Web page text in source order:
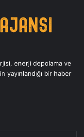
enerji depolama ve
bir haber